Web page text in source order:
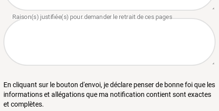
En cliquant sur le bouton d'envoi, je déclare penser de bonne foi que les
informations et allégations que ma notification contient sont exactes
et complètes.